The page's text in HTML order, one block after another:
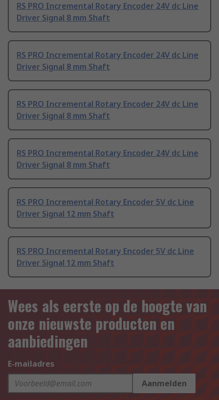
RS PRO Incremental Rotary Encoder 24V dc Line
Driver Signal 8 mm Shaft
RS PRO Incremental Rotary Encoder 24V dc Line
Driver Signal 8 mm Shaft
RS PRO Incremental Rotary Encoder 24V dc Line
Driver Signal 8 mm Shaft
RS PRO Incremental Rotary Encoder 24V dc Line
Driver Signal 8 mm Shaft
RS PRO Incremental Rotary Encoder 5V dc Line
Driver Signal 12 mm Shaft
RS PRO Incremental Rotary Encoder 5V dc Line
Driver Signal 12 mm Shaft
Wees als eerste op de hoogte van
onze nieuwste producten en
aanbiedingen
E-mailadres
Aanmelden